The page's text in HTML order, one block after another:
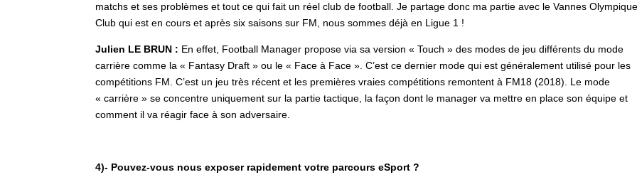
matchs et ses problèmes et tout ce qui fait un réel club de football. Je partage donc ma partie avec le Vannes
Club qui est en cours et après six saisons sur FM, nous sommes déjà en Ligue 1 !
Julien LE BRUN : En effet, Football Manager propose via sa version « Touch » des modes de jeu différents du mode
carrière comme la « Fantasy Draft » ou le « Face à Face ». C’est ce dernier mode qui est généralement utilisé pour les
compétitions FM. C’est un jeu très récent et les premières vraies compétitions remontent à FM18 (2018). Le mode
« carrière » se concentre uniquement sur la partie tactique, la façon dont le manager va mettre en place son équipe et
comment il va réagir face à son adversaire.
4)- Pouvez-vous nous exposer rapidement votre parcours eSport ?